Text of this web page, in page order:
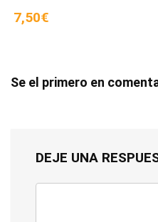
7,50€
Se el primero en
DEJE UNA